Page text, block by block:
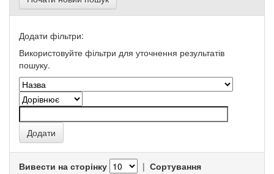
Додати фільтри:
Використовуйте фільтри для уточнення результатів
пошуку.
Вивести на сторінку | Сортування